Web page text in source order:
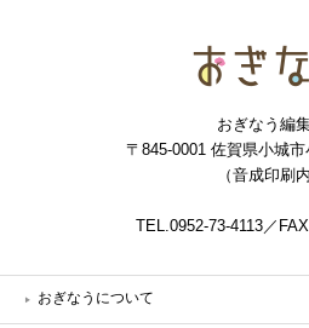
おぎなう編
〒845-0001 佐賀県小城
（音成印刷内
TEL.0952-73-4113／
おぎなうについて